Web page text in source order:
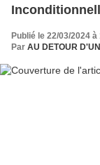
Publié le 22/03/2024 à
Par AU DETOUR